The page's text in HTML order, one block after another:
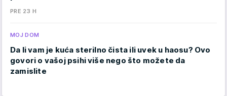
PRE 23 H
MOJ DOM
Da li vam je kuća sterilno čista ili uvek u haosu? Ovo
govori o vašoj psihi više nego što možete da
zamislite